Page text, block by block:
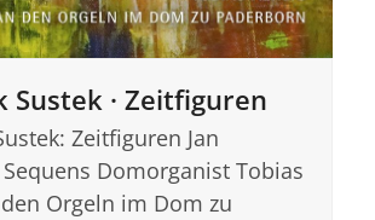
Sustek · Zeitfiguren
Zeitfiguren Jan
Domorganist Tobias
Orgeln im Dom zu